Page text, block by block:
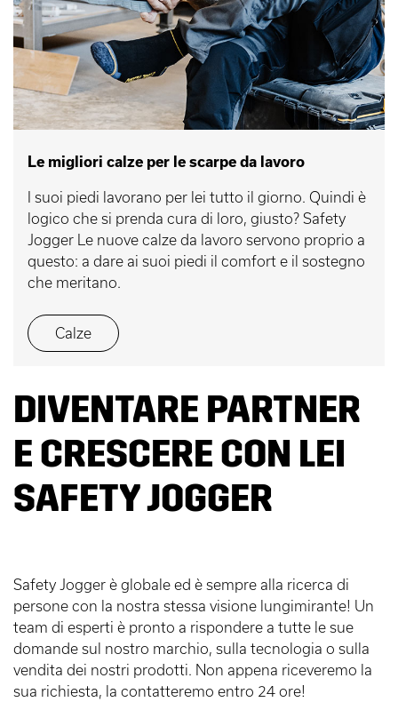
Le migliori calze per le scarpe da lavoro
I suoi piedi lavorano per lei tutto il giorno. Quindi è
logico che si prenda cura di loro, giusto? Safety
Jogger Le nuove calze da lavoro servono proprio a
questo: a dare ai suoi piedi il comfort e il sostegno
che meritano.
Calze
DIVENTARE PARTNER
E CRESCERE CON LEI
SAFETY JOGGER
Safety Jogger è globale ed è sempre alla ricerca di
persone con la nostra stessa visione lungimirante! Un
team di esperti è pronto a rispondere a tutte le sue
domande sul nostro marchio, sulla tecnologia o sulla
vendita dei nostri prodotti. Non appena riceveremo la
sua richiesta, la contatteremo entro 24 ore!